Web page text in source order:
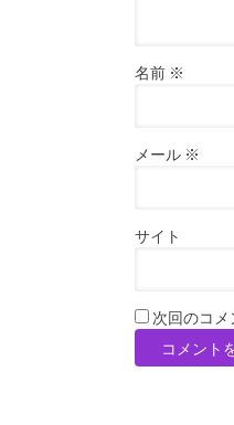
名前 ※
メール ※
サイト
次回のコメ